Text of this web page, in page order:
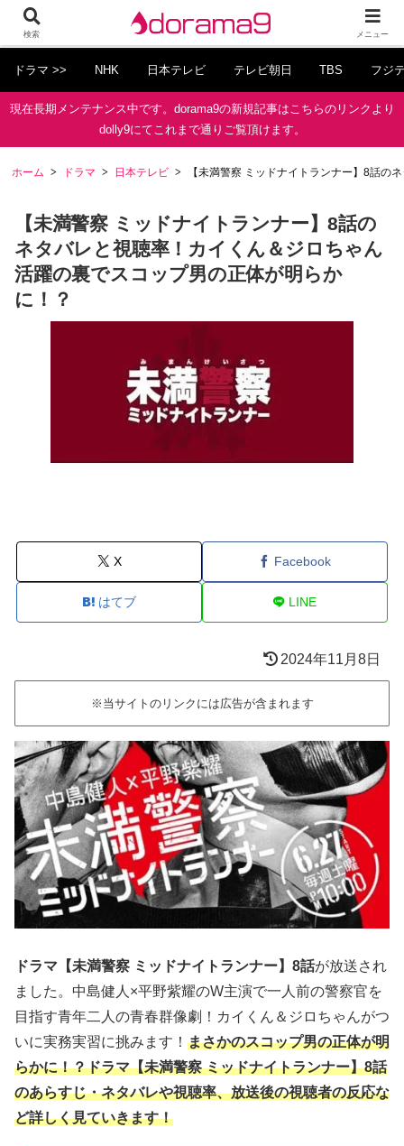
ドラマ >> NHK 日本テレビ テレビ朝日 TBS フジ
現在長期メンテナンス中です。dorama9の新規記事はこちらのリンクより
dolly9にてこれまで通りご覧頂けます。
ホーム ドラマ 日本テレビ 【未満警察 ミッドナイトランナー】8話の
【未満警察 ミッドナイトランナー】8話の
ネタバレと視聴率！カイくん＆ジロちゃん
活躍の裏でスコップ男の正体が明らか
に！？
X Facebook
はてブ LINE
2024年11月8日
※当サイトのリンクには広告が含まれます
ドラマ【未満警察 ミッドナイトランナー】8話が放送され
ました。中島健人×平野紫耀のW主演で一人前の警察官を
目指す青年二人の青春群像劇！カイくん＆ジロちゃんがつ
いに実務実習に挑みます！ まさかのスコップ男の正体が明
らかに！？ドラマ【未満警察 ミッドナイトランナー】8話
のあらすじ・ネタバレや視聴率、放送後の視聴者の反応な
ど詳しく見ていきます！
検索 メニュー